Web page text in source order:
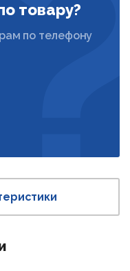
товару?
по телефону